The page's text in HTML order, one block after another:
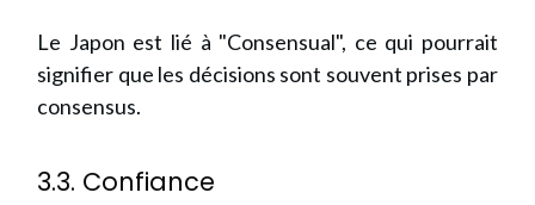
Le Japon est lié à "Consensual", ce qui pourrait
signifier que les décisions sont souvent prises par
consensus.
3.3. Confiance